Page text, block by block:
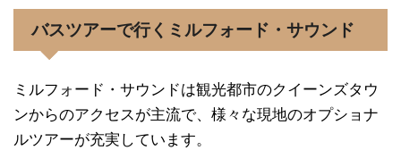
バスツアーで行くミルフォード・サウンド
ミルフォード・サウンドは観光都市のクイーンズタウ
ンからのアクセスが主流で、様々な現地のオプショナ
ルツアーが充実しています。